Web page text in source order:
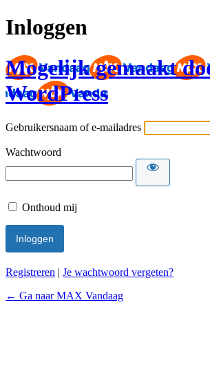
Inloggen
Mogelijk gemaakt
WordPress
Gebruikersnaam of e-mailadres
Wachtwoord
Onthoud mij
Registreren | Je wachtwoord vergeten?
← Ga naar MAX Vandaag